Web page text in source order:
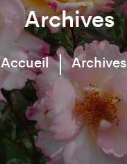
Archives
Accueil Archives